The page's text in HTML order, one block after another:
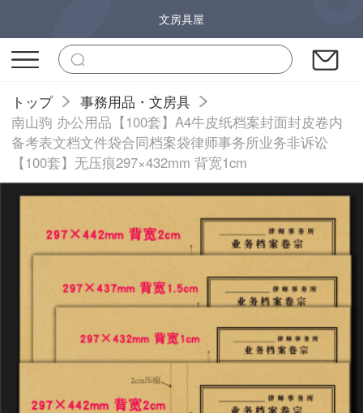
文房具屋
トップ
事務用品・文房具
南山驹 办公用品【100套】A4牛皮纸档案封面封皮卷内
备考表文档文件袋合同档案袋律师事务所业务非诉讼
【100套】无压痕297×432mm 背宽1cm